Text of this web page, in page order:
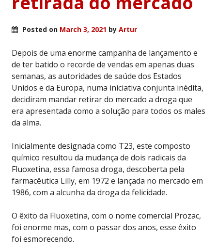
Posted on March 3, 2021 by Artur
Depois de uma enorme campanha de lançamento e
de ter batido o recorde de vendas em apenas duas
semanas, as autoridades de saúde dos Estados
Unidos e da Europa, numa iniciativa conjunta inédita,
decidiram mandar retirar do mercado a droga que
era apresentada como a solução para todos os males
da alma.
Inicialmente designada como T23, este composto
químico resultou da mudança de dois radicais da
Fluoxetina, essa famosa droga, descoberta pela
farmacêutica Lilly, em 1972 e lançada no mercado em
1986, com a alcunha da droga da felicidade.
O êxito da Fluoxetina, com o nome comercial Prozac,
foi enorme mas, com o passar dos anos, esse êxito
foi esmorecendo.